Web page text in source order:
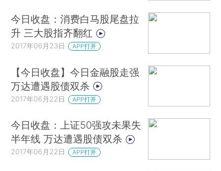
今日收盘：消费白马股尾盘拉
升 三大股指齐翻红
2017年06月23日 APP打开
【今日收盘】今日金融股走强
万达遭遇股债双杀
2017年06月22日 APP打开
今日收盘：上证50强攻未果失
半年线 万达遭遇股债双杀
2017年06月22日 APP打开